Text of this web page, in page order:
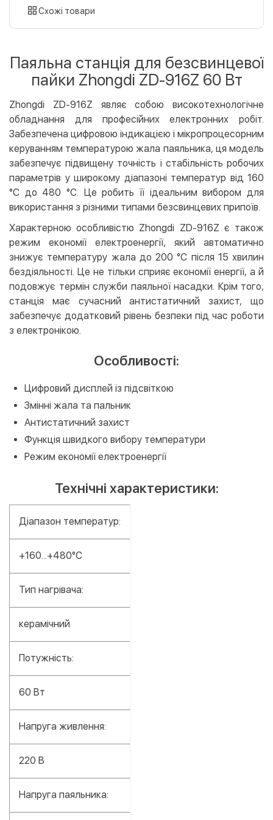
картою
LiqPay
Apple Pay
Google Pay
Безготівковий розрахунок
Оплата на карту юр.особи
Оплата на рахунок юр.особи
Безкоштовно
Кредит
Миттєва розстрочка (Приватбанк)
Покупка частинами (Монобанк)
Схожі товари
Паяльна станція для безсвинцевої
пайки Zhongdi ZD-916Z 60 Вт
Zhongdi ZD-916Z являє собою високотехнологічне
обладнання для професійних електронних робіт.
Забезпечена цифровою індикацією і мікропроцесорним
керуванням температурою жала паяльника, ця модель
забезпечує підвищену точність і стабільність робочих
параметрів у широкому діапазоні температур від 160
°C до 480 °C. Це робить її ідеальним вибором для
використання з різними типами безсвинцевих припоїв.
Характерною особливістю Zhongdi ZD-916Z є також
режим економії електроенергії, який автоматично
знижує температуру жала до 200 °C після 15 хвилин
бездіяльності. Це не тільки сприяє економії енергії, а й
подовжує термін служби паяльної насадки. Крім того,
станція має сучасний антистатичний захист, що
забезпечує додатковий рівень безпеки під час роботи
з електронікою.
Особливості:
Цифровий дисплей із підсвіткою
Змінні жала та пальник
Антистатичний захист
Функція швидкого вибору температури
Режим економії електроенергії
Технічні характеристики:
Діапазон температур:
+160...+480°C
Тип нагрівача:
керамічний
Потужність:
60 Вт
Напруга живлення:
220 В
Напруга паяльника: